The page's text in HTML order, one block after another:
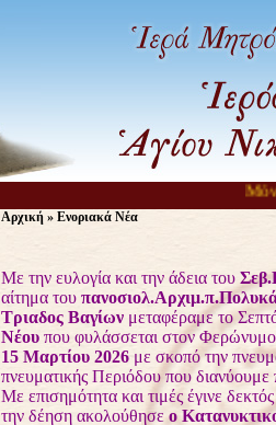
Μόνο δύο
Αρχική » Ενοριακά Νέα
Με την ευλογία και την άδεια του
αίτημα του
Τριαδος Βαγίων μεταφέραμε το
Νέου που φυλάσσεται στον
15 Μαρτίου 2026 με σκοπό την
πνευματικής Περιόδου που
Με επισημότητα και τιμές έγινε
την δέηση ακολούθησε ο